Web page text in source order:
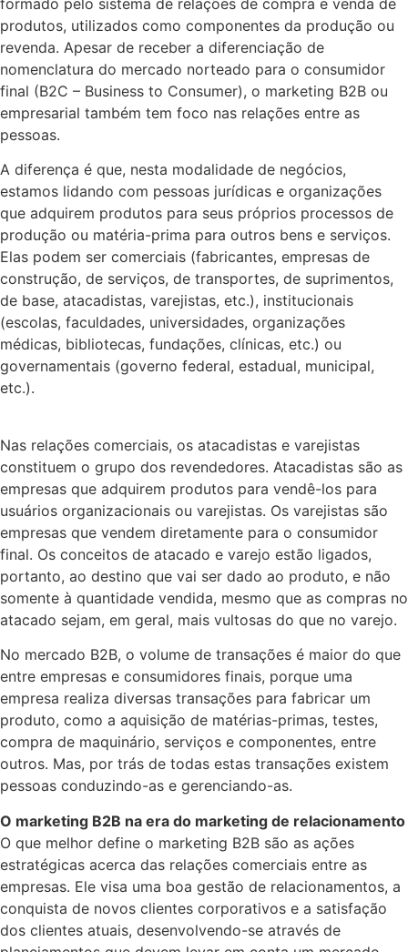
formado pelo sistema de relações de compra e venda de
produtos, utilizados como componentes da produção ou
revenda. Apesar de receber a diferenciação de
nomenclatura do mercado norteado para o consumidor
final (B2C – Business to Consumer), o marketing B2B ou
empresarial também tem foco nas relações entre as
pessoas.
A diferença é que, nesta modalidade de negócios,
estamos lidando com pessoas jurídicas e organizações
que adquirem produtos para seus próprios processos de
produção ou matéria-prima para outros bens e serviços.
Elas podem ser comerciais (fabricantes, empresas de
construção, de serviços, de transportes, de suprimentos,
de base, atacadistas, varejistas, etc.), institucionais
(escolas, faculdades, universidades, organizações
médicas, bibliotecas, fundações, clínicas, etc.) ou
governamentais (governo federal, estadual, municipal,
etc.).
Nas relações comerciais, os atacadistas e varejistas
constituem o grupo dos revendedores. Atacadistas são as
empresas que adquirem produtos para vendê-los para
usuários organizacionais ou varejistas. Os varejistas são
empresas que vendem diretamente para o consumidor
final. Os conceitos de atacado e varejo estão ligados,
portanto, ao destino que vai ser dado ao produto, e não
somente à quantidade vendida, mesmo que as compras no
atacado sejam, em geral, mais vultosas do que no varejo.
No mercado B2B, o volume de transações é maior do que
entre empresas e consumidores finais, porque uma
empresa realiza diversas transações para fabricar um
produto, como a aquisição de matérias-primas, testes,
compra de maquinário, serviços e componentes, entre
outros. Mas, por trás de todas estas transações existem
pessoas conduzindo-as e gerenciando-as.
O marketing B2B na era do marketing de relacionamento
O que melhor define o marketing B2B são as ações
estratégicas acerca das relações comerciais entre as
empresas. Ele visa uma boa gestão de relacionamentos, a
conquista de novos clientes corporativos e a satisfação
dos clientes atuais, desenvolvendo-se através de